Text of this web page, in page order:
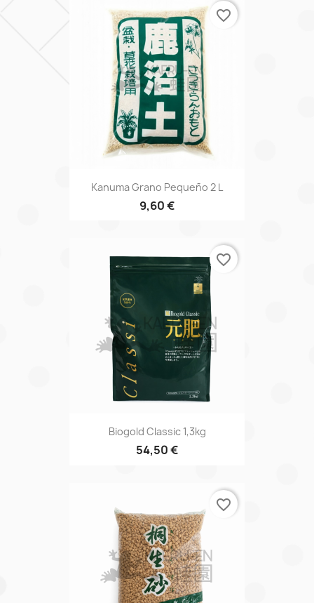
Kanuma Grano Pequeño 2 L
9,60 €
favorite_border
Biogold Classic 1,3kg
54,50 €
favorite_border
favorite_border